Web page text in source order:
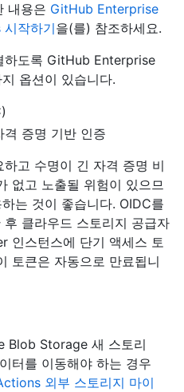
내용은 GitHub Enterprise
작하기을(를) 참조하세요.
하도록 GitHub Enterprise
옵션이 있습니다.
증명 기반 인증
고 수명이 긴 자격 증명 비
없고 노출될 위험이 있으므
는 것이 좋습니다. OIDC를
클라우드 스토리지 공급자
인스턴스에 단기 액세스 토
토큰은 자동으로 만료됩니
Blob Storage 새 스토리
터를 이동해야 하는 경우
외부 스토리지 마이